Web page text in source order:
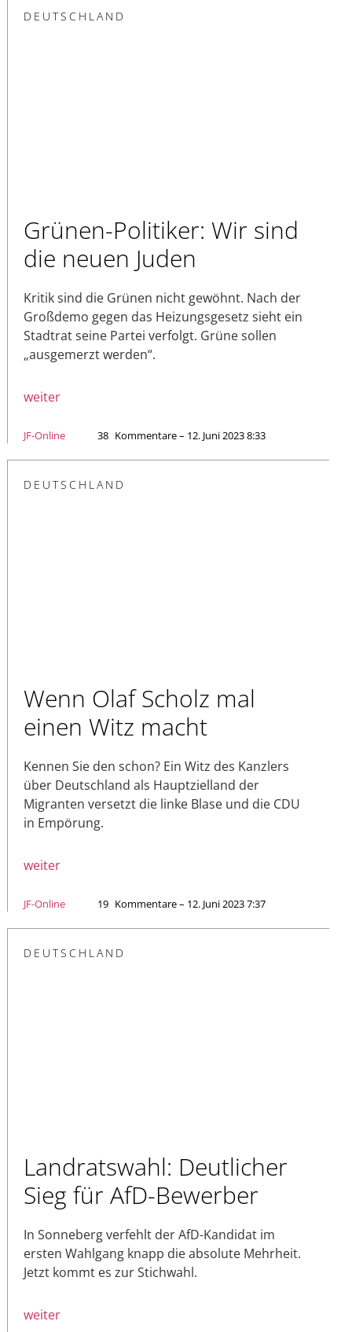
DEUTSCHLAND
Grünen-Politiker: Wir sind
die neuen Juden
Kritik sind die Grünen nicht gewöhnt. Nach der
Großdemo gegen das Heizungsgesetz sieht ein
Stadtrat seine Partei verfolgt. Grüne sollen
„ausgemerzt werden“.
weiter
JF-Online 38 Kommentare – 12. Juni 2023 8:33
DEUTSCHLAND
Wenn Olaf Scholz mal
einen Witz macht
Kennen Sie den schon? Ein Witz des Kanzlers
über Deutschland als Hauptzielland der
Migranten versetzt die linke Blase und die CDU
in Empörung.
weiter
JF-Online 19 Kommentare – 12. Juni 2023 7:37
DEUTSCHLAND
Landratswahl: Deutlicher
Sieg für AfD-Bewerber
In Sonneberg verfehlt der AfD-Kandidat im
ersten Wahlgang knapp die absolute Mehrheit.
Jetzt kommt es zur Stichwahl.
weiter